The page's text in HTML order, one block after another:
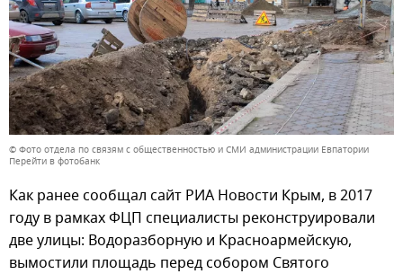
© Фото отдела по связям с общественностью и СМИ администрации Евпатории
Перейти в фотобанк
Как ранее сообщал сайт РИА Новости Крым, в 2017
году в рамках ФЦП специалисты реконструировали
две улицы: Водоразборную и Красноармейскую,
вымостили площадь перед собором Святого